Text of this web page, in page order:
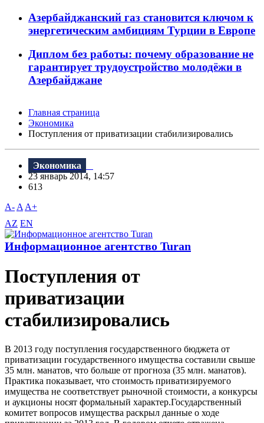
Азербайджанский газ становится ключом к
энергетическим амбициям Турции в Европе
Диплом без работы: почему образование не
гарантирует трудоустройство молодёжи в
Азербайджане
Главная страница
Экономика
Поступления от приватизации стабилизировались
Экономика
23 январь 2014, 14:57
613
A- A A+
AZ EN
Информационное агентство Turan
Поступления от
приватизации
стабилизировались
В 2013 году поступления государственного бюджета от
приватизации государственного имущества составили свыше
35 млн. манатов, что больше от прогноза (35 млн. манатов).
Практика показывает, что стоимость приватизируемого
имущества не соответствует рыночной стоимости, а конкурсы
и аукционы носят формальный характер.Государственный
комитет вопросов имущества раскрыл данные о ходе